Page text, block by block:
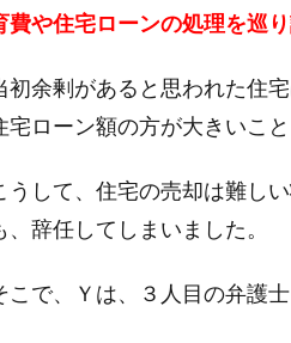
費や住宅ローンの処理を巡
初余剰があると思われた住
宅ローン額の方が大きいこと
うして、住宅の売却は難しい
、辞任してしまいました。
こで、Ｙは、３人目の弁護士